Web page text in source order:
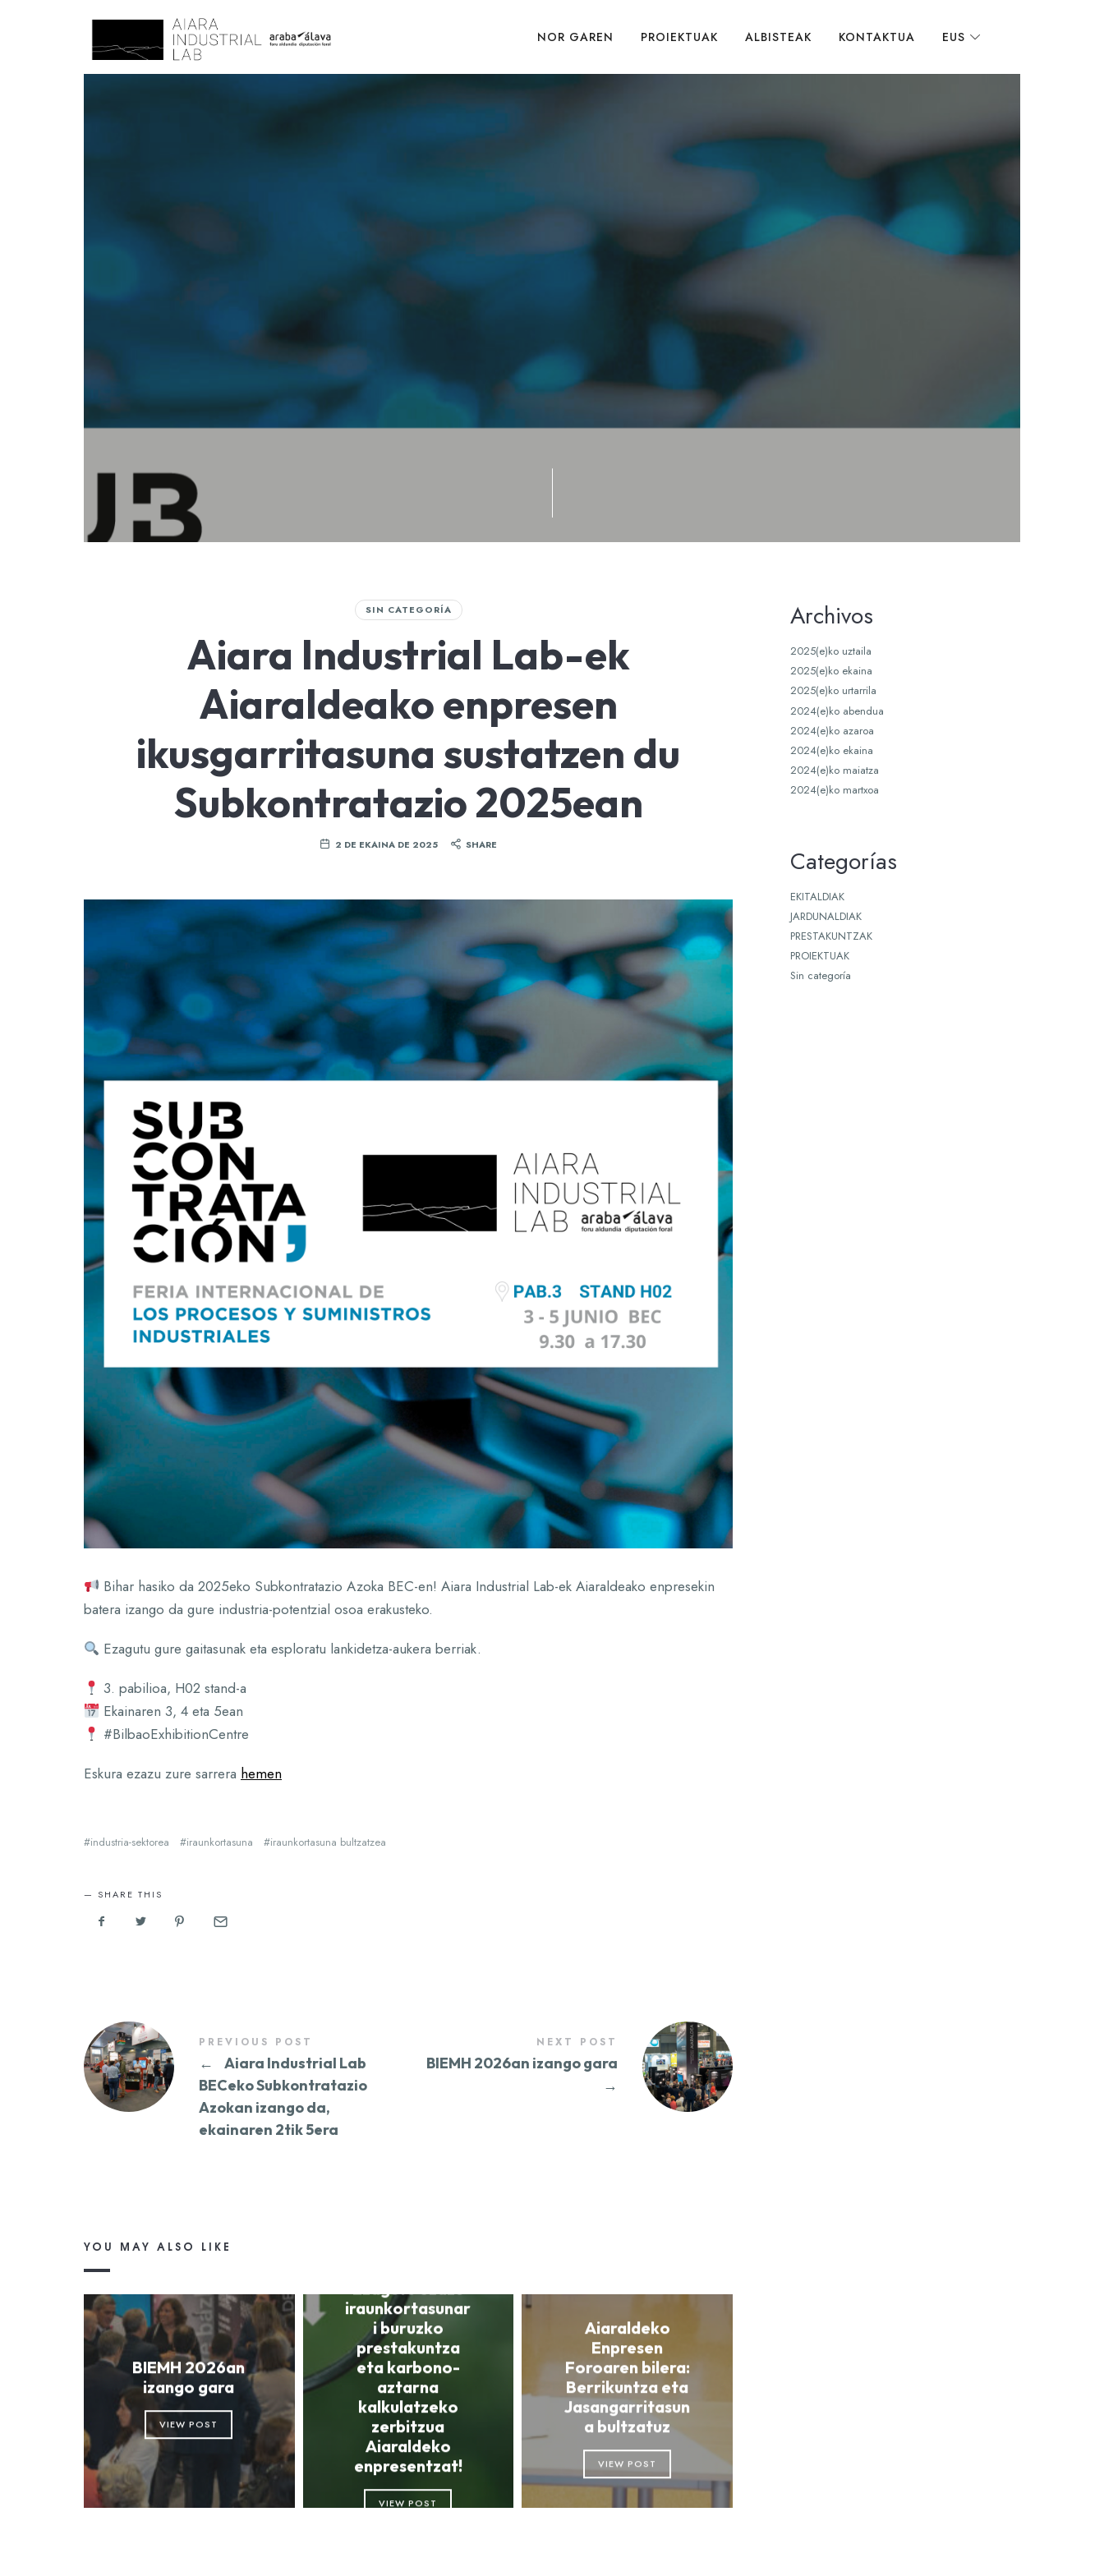
AIARALAB NOR GAREN PROIEKTUAK ALBISTEAK KONTAKTUA EUS
SIN CATEGORÍA
Aiara Industrial Lab-ek
Aiaraldeako enpresen
ikusgarritasuna sustatzen du
Subkontratazio 2025ean
2 DE EKAINA DE 2025 SHARE
Bihar hasiko da 2025eko Subkontratazio Azoka BEC-en! Aiara Industrial Lab-ek Aiaraldeako enpresekin
batera izango da gure industria-potentzial osoa erakusteko.
Ezagutu gure gaitasunak eta esploratu lankidetza-aukera berriak.
3. pabilioa, H02 stand-a
Ekainaren 3, 4 eta 5ean
#BilbaoExhibitionCentre
Eskura ezazu zure sarrera hemen
industria-sektorea iraunkortasuna iraunkortasuna bultzatzea
SHARE THIS
PREVIOUS POST
←
Aiara Industrial Lab
BECeko Subkontratazio
Azokan izango da,
ekainaren 2tik 5era
NEXT POST
BIEMH 2026an izango gara
→
YOU MAY ALSO LIKE
BIEMH 2026an
izango gara
VIEW POST
iraunkortasunar
i buruzko
prestakuntza
eta karbono-
aztarna
kalkulatzeko
zerbitzua
Aiaraldeko
enpresentzat!
VIEW POST
Aiaraldeko
Enpresen
Foroaren bilera:
Berrikuntza eta
Jasangarritasun
a bultzatuz
VIEW POST
Archivos
2025(e)ko uztaila
2025(e)ko ekaina
2025(e)ko urtarrila
2024(e)ko abendua
2024(e)ko azaroa
2024(e)ko ekaina
2024(e)ko maiatza
2024(e)ko martxoa
Categorías
EKITALDIAK
JARDUNALDIAK
PRESTAKUNTZAK
PROIEKTUAK
Sin categoría